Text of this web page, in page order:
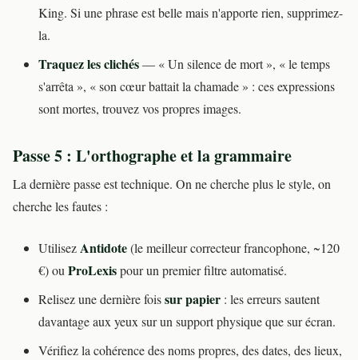
King. Si une phrase est belle mais n'apporte rien, supprimez-
la.
Traquez les clichés— « Un silence de mort », « le temps
s'arrêta », « son cœur battait la chamade » : ces expressions
sont mortes, trouvez vos propres images.
Passe 5 : L'orthographe et la grammaire
La dernière passe est technique. On ne cherche plus le style, on
cherche les fautes :
UtilisezAntidote(le meilleur correcteur francophone, ~120
€) ouProLexispour un premier filtre automatisé.
Relisez une dernière foissur papier : les erreurs sautent
davantage aux yeux sur un support physique que sur écran.
Vérifiez la cohérence des noms propres, des dates, des lieux,